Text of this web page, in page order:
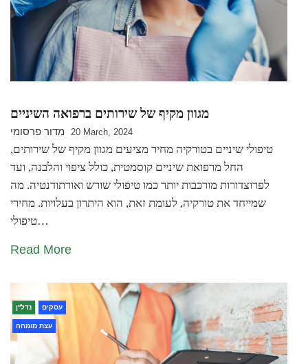
מגוון מקיף של שירותים ברפואה השיניים
מדור פרסומי 20 March, 2024
טיפולי שיניים בטורקיה מחיר מציעים מגוון מקיף של שירותים,
החל מרפואת שיניים קוסמטית, כולל ציפוי והלבנה, ועד
לפרוצדורות מורכבות יותר כמו טיפולי שורש ואורתודנטיה. מה
שמייחד את טורקיה, לעומת זאת, הוא היתרון בעלויות. מחירי
טיפולי…
Read More
נדל''ן עסקים
עצת מומחה